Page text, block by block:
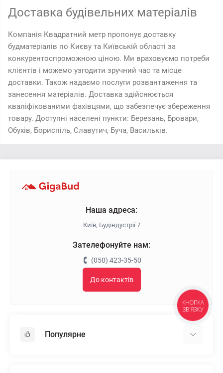
Доставка будівельних матеріалів
Компанія Квадратний метр пропонує доставку
будматеріалів по Києву та Київській області за
конкурентоспроможною ціною. Ми враховуємо потреби
клієнтів і можемо узгодити зручний час та місце
доставки. Також надаємо послуги розвантаження та
занесення матеріалів. Доставка здійснюється
кваліфікованими фахівцями, що забезпечує збереження
товару. Доступні населені пункти: Березань, Бровари,
Обухів, Бориспіль, Славутич, Буча, Васильків.
Наша адреса:
Київ, Будіндустрії 7
Зателефонуйте нам:
(050) 423-35-50
До контактів
Популярне
КНОПКА
ЗВ'ЯЗКУ